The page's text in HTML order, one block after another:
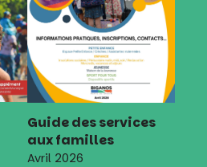
Guide des services
aux familles
Avril 2026